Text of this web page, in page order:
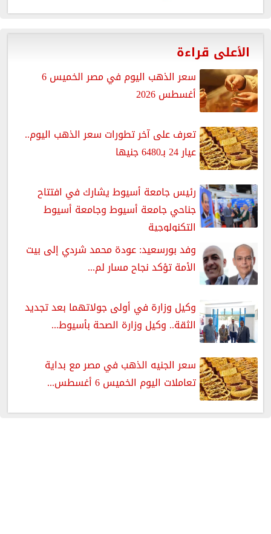
الأعلى قراءة
سعر الذهب اليوم في مصر الخميس 6
أغسطس 2026
تعرف على آخر تطورات سعر الذهب اليوم..
عيار 24 بـ6480 جنيها
رئيس جامعة أسيوط يشارك في افتتاح
جناحي جامعة أسيوط وجامعة أسيوط
التكنولوجية
وفد بورسعيد: عودة محمد شردي إلى بيت
الأمة تؤكد نجاح مسار لم...
وكيل وزارة في أولى جولاتهما بعد تجديد
الثقة.. وكيل وزارة الصحة بأسيوط...
سعر الجنيه الذهب في مصر مع بداية
تعاملات اليوم الخميس 6 أغسطس...